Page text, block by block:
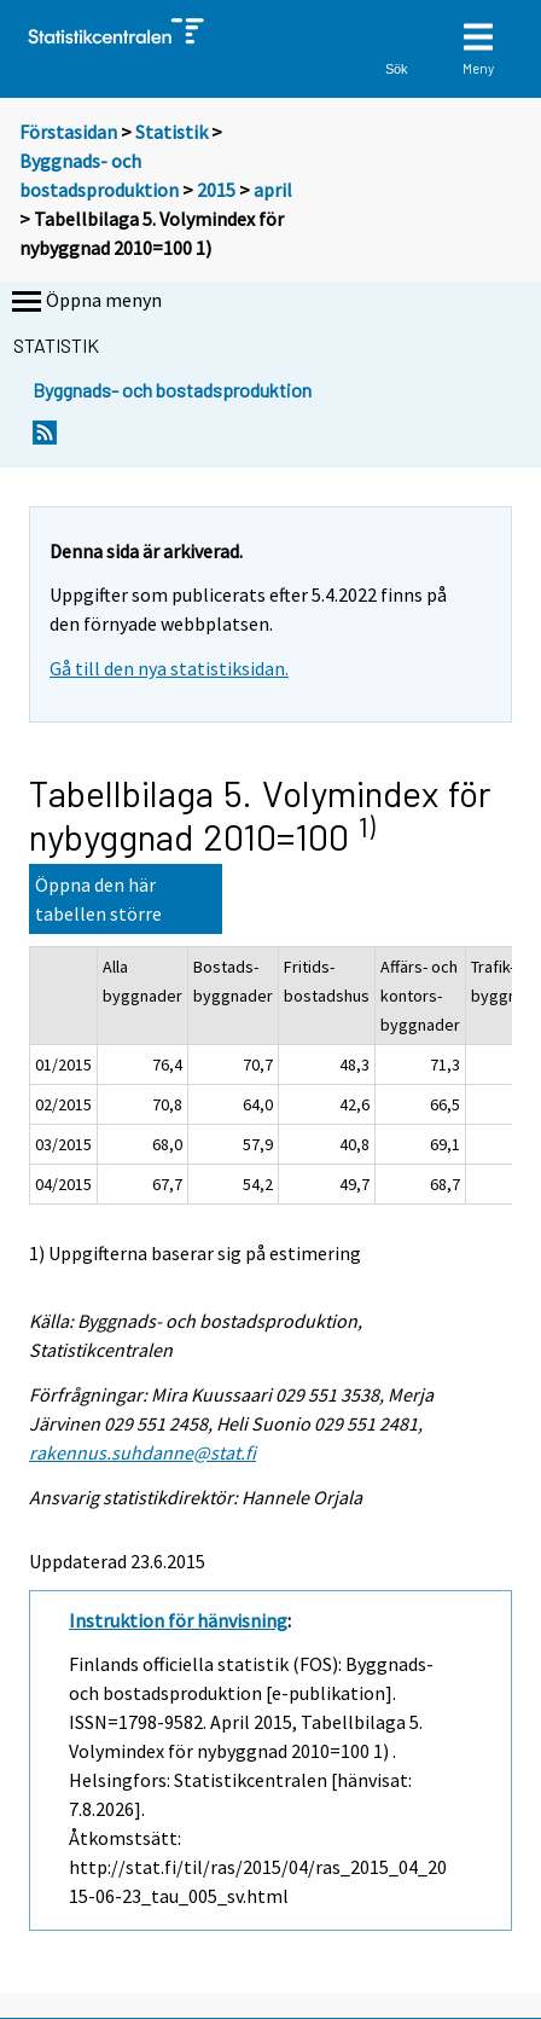
Sök Meny
Förstasidan >Statistik >
Byggnads- och
bostadsproduktion > 2015 >april
> Tabellbilaga 5. Volymindex för
nybyggnad 2010=100 1)
Öppna menyn
STATISTIK
Byggnads- och bostadsproduktion
Denna sida är arkiverad.
Uppgifter som publicerats efter 5.4.2022 finns på
den förnyade webbplatsen.
Gå till den nya statistiksidan.
Tabellbilaga 5. Volymindex för
nybyggnad 2010=100 1)
Öppna den här
tabellen större
Alla
byggnader
Bostads-
byggnader
Fritids-
bostadshus
Affärs- och
kontors-
byggnader
Trafik-
01/2015 76,4 70,7 48,3 71,3
02/2015
70,8 64,0 42,6 66,5
03/2015
68,0 57,9 40,8 69,1
04/2015
67,7 54,2 49,7 68,7
1) Uppgifterna baserar sig på estimering
Källa: Byggnads- och bostadsproduktion,
Statistikcentralen
Förfrågningar: Mira Kuussaari 029 551 3538, Merja
Järvinen 029 551 2458, Heli Suonio 029 551 2481,
rakennus.suhdanne@stat.fi
Ansvarig statistikdirektör: Hannele Orjala
Uppdaterad 23.6.2015
Instruktion för hänvisning:
Finlands officiella statistik (FOS): Byggnads-
och bostadsproduktion [e-publikation].
ISSN=1798-9582. April 2015, Tabellbilaga 5.
Volymindex för nybyggnad 2010=100 1) .
Helsingfors: Statistikcentralen [hänvisat:
7.8.2026].
Åtkomstsätt:
http://stat.fi/til/ras/2015/04/ras_2015_04_20
15-06-23_tau_005_sv.html